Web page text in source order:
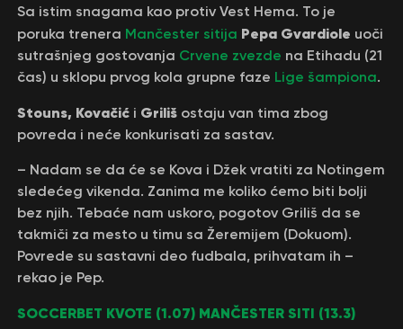
Sa istim snagama kao protiv Vest Hema. To je
poruka trenera Mančester sitija Pepa Gvardiole uoči
sutrašnjeg gostovanja Crvene zvezde na Etihadu (21
čas) u sklopu prvog kola grupne faze Lige šampiona.
Stouns, Kovačić i Grilišostaju van tima zbog
povreda i neće konkurisati za sastav.
– Nadam se da će se Kova i Džek vratiti za Notingem
sledećeg vikenda. Zanima me koliko ćemo biti bolji
bez njih. Tebaće nam uskoro, pogotov Griliš da se
takmiči za mesto u timu sa Žeremijem (Dokuom).
Povrede su sastavni deo fudbala, prihvatam ih –
rekao je Pep.
SOCCERBET KVOTE (1.07) MANČESTER SITI (13.3)